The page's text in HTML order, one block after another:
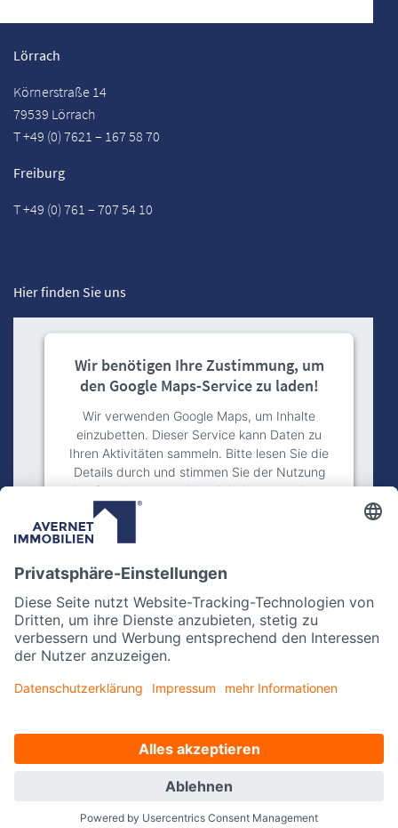
Lörrach
Körnerstraße 14
79539 Lörrach
T +49 (0) 7621 – 167 58 70
Freiburg
T +49 (0) 761 – 707 54 10
Hier finden Sie uns
Wir benötigen Ihre Zustimmung, um
den Google Maps-Service zu laden!
Wir verwenden Google Maps, um Inhalte
einzubetten. Dieser Service kann Daten zu
Ihren Aktivitäten sammeln. Bitte lesen Sie die
Details durch und stimmen Sie der Nutzung
des Service zu, um diese Inhalte anzuzeigen.
Akzeptieren
powered by Usercentrics Consent
Management Platform
Kontakt Instagramfacebook
by